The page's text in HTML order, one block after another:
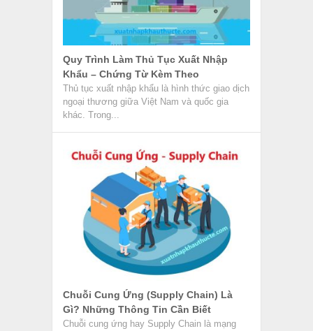
Quy Trình Làm Thủ Tục Xuất Nhập
Khẩu – Chứng Từ Kèm Theo
Thủ tục xuất nhập khẩu là hình thức giao dịch
ngoại thương giữa Việt Nam và quốc gia
khác. Trong...
Chuỗi Cung Ứng (Supply Chain) Là
Gì? Những Thông Tin Cần Biết
Chuỗi cung ứng hay Supply Chain là mạng